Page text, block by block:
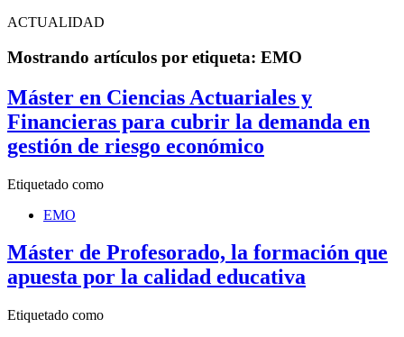
ACTUALIDAD
Mostrando artículos por etiqueta: EMO
Máster en Ciencias Actuariales y
Financieras para cubrir la demanda en
gestión de riesgo económico
Etiquetado como
EMO
Máster de Profesorado, la formación que
apuesta por la calidad educativa
Etiquetado como